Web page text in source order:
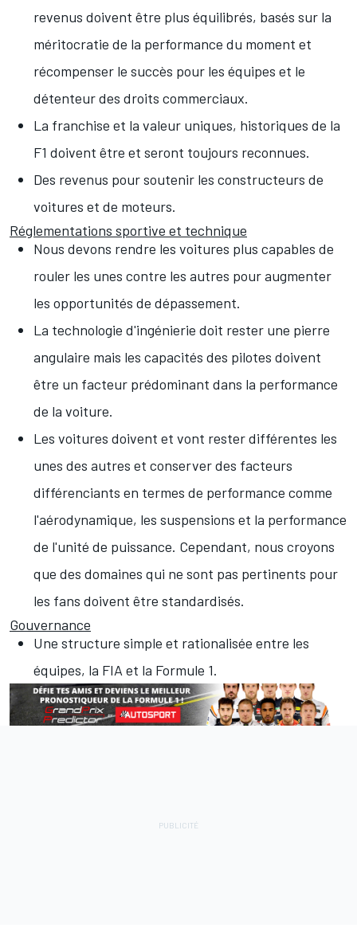
revenus doivent être plus équilibrés, basés sur la
méritocratie de la performance du moment et
récompenser le succès pour les équipes et le
détenteur des droits commerciaux.
La franchise et la valeur uniques, historiques de la
F1 doivent être et seront toujours reconnues.
Des revenus pour soutenir les constructeurs de
voitures et de moteurs.
Réglementations sportive et technique
Nous devons rendre les voitures plus capables de
rouler les unes contre les autres pour augmenter
les opportunités de dépassement.
La technologie d'ingénierie doit rester une pierre
angulaire mais les capacités des pilotes doivent
être un facteur prédominant dans la performance
de la voiture.
Les voitures doivent et vont rester différentes les
unes des autres et conserver des facteurs
différenciants en termes de performance comme
l'aérodynamique, les suspensions et la performance
de l'unité de puissance. Cependant, nous croyons
que des domaines qui ne sont pas pertinents pour
les fans doivent être standardisés.
Gouvernance
Une structure simple et rationalisée entre les
équipes, la FIA et la Formule 1.